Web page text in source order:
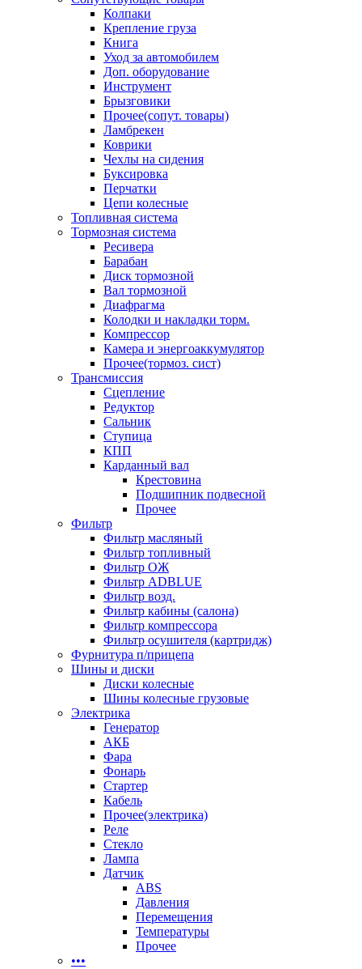
Колпаки
Крепление груза
Книга
Уход за автомобилем
Доп. оборудование
Инструмент
Брызговики
Прочее(сопут. товары)
Ламбрекен
Коврики
Чехлы на сидения
Буксировка
Перчатки
Цепи колесные
Топливная система
Тормозная система
Ресивера
Барабан
Диск тормозной
Вал тормозной
Диафрагма
Колодки и накладки торм.
Компрессор
Камера и энергоаккумулятор
Прочее(тормоз. сист)
Трансмиссия
Сцепление
Редуктор
Сальник
Ступица
КПП
Карданный вал
Крестовина
Подшипник подвесной
Прочее
Фильтр
Фильтр масляный
Фильтр топливный
Фильтр ОЖ
Фильтр ADBLUE
Фильтр возд.
Фильтр кабины (салона)
Фильтр компрессора
Фильтр осушителя (картридж)
Фурнитура п/прицепа
Шины и диски
Диски колесные
Шины колесные грузовые
Электрика
Генератор
АКБ
Фара
Фонарь
Стартер
Кабель
Прочее(электрика)
Реле
Стекло
Лампа
Датчик
ABS
Давления
Перемещения
Температуры
Прочее
•••